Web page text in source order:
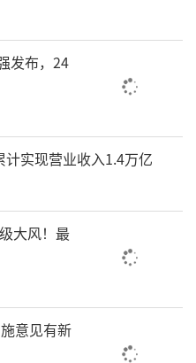
发布，24
实现营业收入1.4万亿
大风！最
意见有新